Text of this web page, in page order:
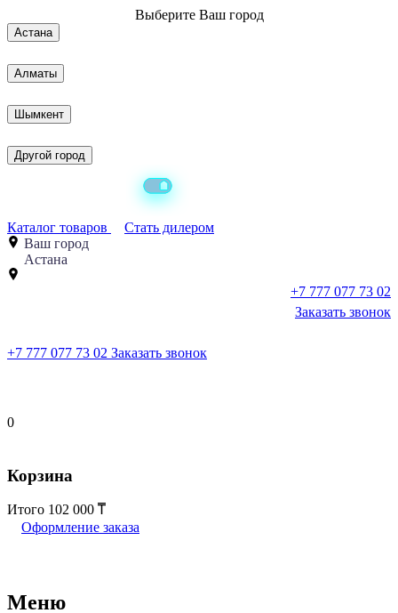
Выберите Ваш город
Астана
Алматы
Шымкент
Другой город
Каталог товаров
Стать дилером
Ваш город
Астана
+7 777 077 73 02
Заказать звонок
+7 777 077 73 02 Заказать звонок
0
Корзина
Итого 102 000
Оформление заказа
Меню